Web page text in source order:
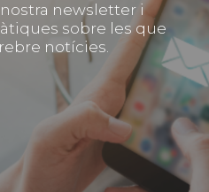
newsletter i
sobre les que
notícies.